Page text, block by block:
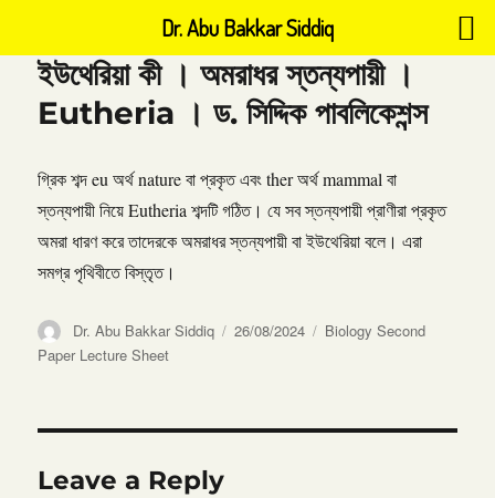
ইউথেরিয়া কী । অমরাধর স্তন্যপায়ী ।
Eutheria । ড. সিদ্দিক পাবলিকেশন্স
গ্রিক শব্দ eu অর্থ nature বা প্রকৃত এবং ther অর্থ mammal বা
স্তন্যপায়ী নিয়ে Eutheria শব্দটি গঠিত। যে সব স্তন্যপায়ী প্রাণীরা প্রকৃত
অমরা ধারণ করে তাদেরকে অমরাধর স্তন্যপায়ী বা ইউথেরিয়া বলে। এরা
সমগ্র পৃথিবীতে বিস্তৃত।
Author
Dr. Abu Bakkar Siddiq
Posted
26/08/2024 Categories
Biology Second
Paper Lecture Sheet
Leave a Reply
Dr. Abu Bakkar Siddiq